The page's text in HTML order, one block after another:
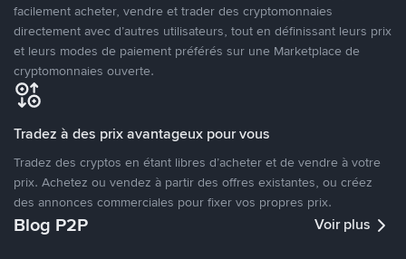
facilement acheter, vendre et trader des cryptomonnaies
directement avec d’autres utilisateurs, tout en définissant leurs prix
et leurs modes de paiement préférés sur une Marketplace de
cryptomonnaies ouverte.
Tradez à des prix avantageux pour vous
Tradez des cryptos en étant libres d’acheter et de vendre à votre
prix. Achetez ou vendez à partir des offres existantes, ou créez
des annonces commerciales pour fixer vos propres prix.
Blog P2P Voir plus